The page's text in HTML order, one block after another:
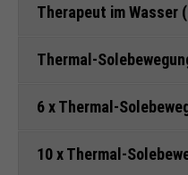
Therapeut im Wasser
Thermal-
6 x Thermal-
10 x Thermal-